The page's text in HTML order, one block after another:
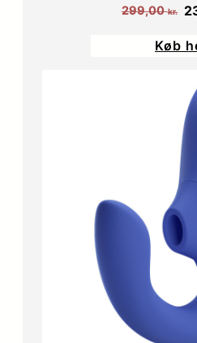
299,00kr.
Køb